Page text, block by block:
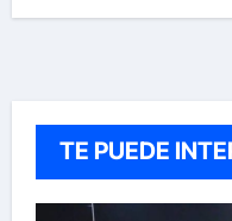
TE PUEDE